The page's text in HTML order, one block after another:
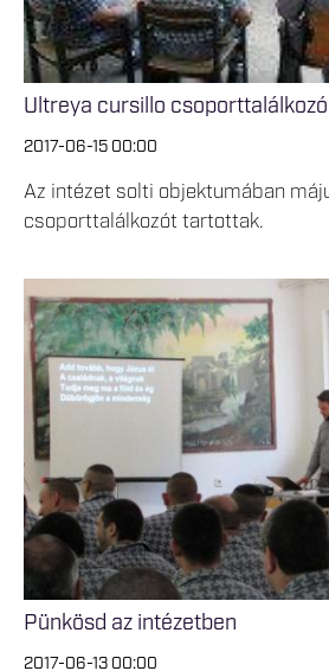
Ultreya cursillo csoporttalálkozó
2017-06-15 00:00
Az intézet solti objektumában
csoporttalálkozót tartottak.
Pünkösd az intézetben
2017-06-13 00:00